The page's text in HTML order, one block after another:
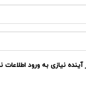
نیازی به ورود اطلاعات